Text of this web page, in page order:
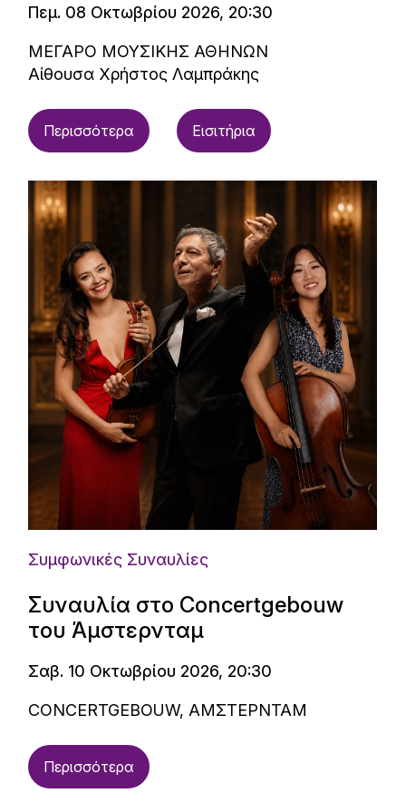
Πεμ. 08 Οκτωβρίου 2026, 20:30
ΜΕΓΑΡΟ ΜΟΥΣΙΚΗΣ ΑΘΗΝΩΝ
Αίθουσα Χρήστος Λαμπράκης
Περισσότερα Εισιτήρια
Συμφωνικές Συναυλίες
Συναυλία στο Concertgebouw
του Άμστερνταμ
Σαβ. 10 Οκτωβρίου 2026, 20:30
CONCERTGEBOUW, ΑΜΣΤΕΡΝΤΑΜ
Περισσότερα